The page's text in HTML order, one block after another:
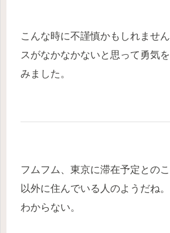
こんな時に不謹慎かもしれませ
スがなかなかないと思って勇気
みました。
フムフム、東京に滞在予定との
以外に住んでいる人のようだね
わからない。